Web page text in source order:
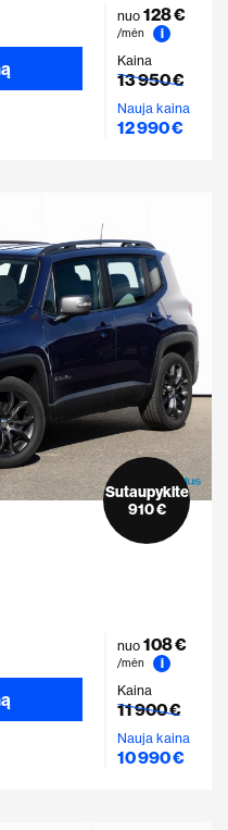
nuo 128 €
/mėn
i
Kaina
13 950 €
Nauja kaina
12 990 €
Sutaupykite
910 €
nuo 108 €
/mėn
i
Kaina
11 900 €
Nauja kaina
10 990 €